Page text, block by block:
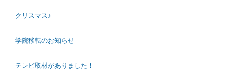
クリスマス♪
学院移転のお知らせ
テレビ取材がありました！